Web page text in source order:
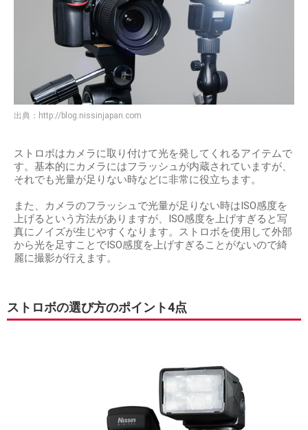
出典： http://blog.nissinjapan.com
ストロボはカメラに取り付けて光を発してくれるアイテムで
す。基本的にカメラにはフラッシュが内蔵されていますが、
それでも光量が足りない時などに非常に役立ちます。
また、カメラのフラッシュで光量が足りない時はISO感度を
上げるという方法がありますが、ISO感度を上げすぎると写
真にノイズが生じやすくなります。ストロボを使用して外部
から光を足すことでISO感度を上げすぎることがないので綺
麗に撮影が行えます。
ストロボの選び方のポイント4点